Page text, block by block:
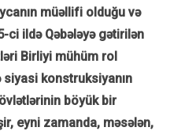
müəllifi olduğu və
ci ildə Qəbələyə gətirilən
Birliyi mühüm rol
siyasi konstruksiyanın
böyük bir
eyni zamanda, məsələn,